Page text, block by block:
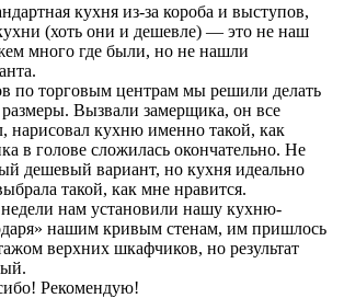
кухня из-за короба и выступов,
(хоть они и дешевле) — это не наш
много где были, но не нашли
по торговым центрам мы решили делать
Вызвали замерщика, он все
нарисовал кухню именно такой, как
в голове сложилась окончательно. Не
дешевый вариант, но кухня идеально
такой, как мне нравится.
нам установили нашу кухню-
нашим кривым стенам, им пришлось
верхних шкафчиков, но результат
Рекомендую!